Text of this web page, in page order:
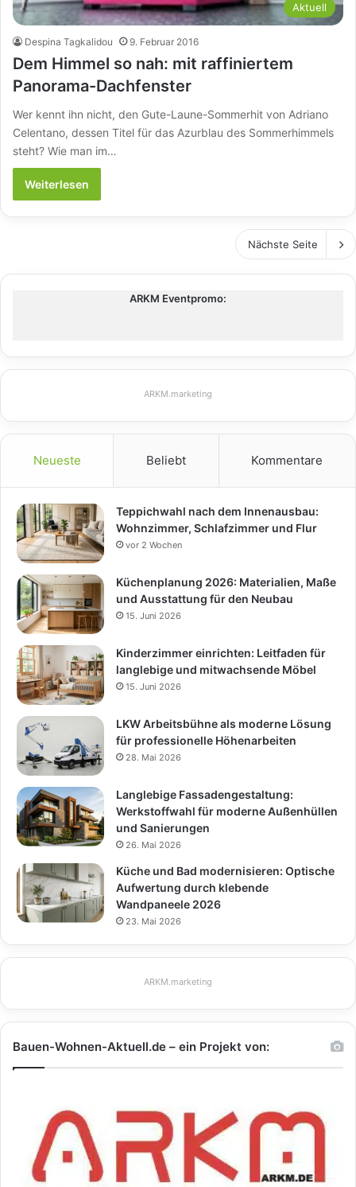
Aktuell
Despina Tagkalidou 9. Februar 2016
Dem Himmel so nah: mit raffiniertem
Panorama-Dachfenster
Wer kennt ihn nicht, den Gute-Laune-Sommerhit von Adriano
Celentano, dessen Titel für das Azurblau des Sommerhimmels
steht? Wie man im…
Weiterlesen
Nächste Seite
ARKM Eventpromo:
ARKM.marketing
Neueste Beliebt Kommentare
Teppichwahl nach dem Innenausbau:
Wohnzimmer, Schlafzimmer und Flur
vor 2 Wochen
Küchenplanung 2026: Materialien, Maße
und Ausstattung für den Neubau
15. Juni 2026
Kinderzimmer einrichten: Leitfaden für
langlebige und mitwachsende Möbel
15. Juni 2026
LKW Arbeitsbühne als moderne Lösung
für professionelle Höhenarbeiten
28. Mai 2026
Langlebige Fassadengestaltung:
Werkstoffwahl für moderne Außenhüllen
und Sanierungen
26. Mai 2026
Küche und Bad modernisieren: Optische
Aufwertung durch klebende
Wandpaneele 2026
23. Mai 2026
ARKM.marketing
Bauen-Wohnen-Aktuell.de – ein Projekt von: